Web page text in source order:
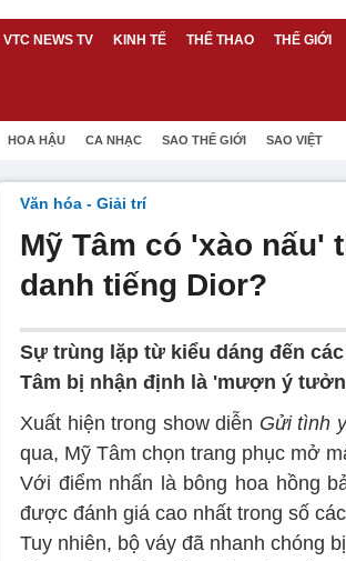
VTC NEWS TV KINH TẾ THỂ THAO THẾ GIỚI
HOA HẬU CA NHẠC SAO THẾ GIỚI SAO VIỆT
Văn hóa - Giải trí
Mỹ Tâm có 'xào nấu'
danh tiếng Dior?
Sự trùng lặp từ kiểu dáng đến
Tâm bị nhận định là 'mượn ý
Xuất hiện trong show diễn Gửi tình
qua, Mỹ Tâm chọn trang phục mở
Với điểm nhấn là bông hoa hồng
được đánh giá cao nhất trong số
Tuy nhiên, bộ váy đã nhanh chóng